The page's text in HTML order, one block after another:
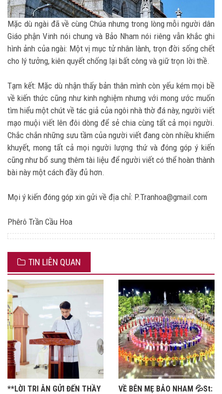
Mặc dù ngài đã về cùng Chúa nhưng trong lòng mỗi người dân
Giáo phận Vinh nói chung và Bảo Nham nói riêng vẫn khắc ghi
hình ảnh của ngài: Một vị mục tử nhân lành, trọn đời sống chết
cho lý tưởng, kiên quyết chống lại bất công và giữ trọn lời thề.
Tạm kết: Mặc dù nhận thấy bản thân mình còn yếu kém mọi bề
về kiến thức cũng như kinh nghiệm nhưng với mong ước muốn
tìm hiểu một chút về tác giả của ngôi nhà thờ đá này, người viết
mạo muội viết lên đôi dòng để sẻ chia cùng tất cả mọi người.
Chắc chắn những sưu tầm của người viết đang còn nhiều khiếm
khuyết, mong tất cả mọi người lượng thứ và đóng góp ý kiến
cũng như bổ sung thêm tài liệu để người viết có thể hoàn thành
bài này một cách đầy đủ hơn.
Mọi ý kiến đóng góp xin gửi về địa chỉ: P.Tranhoa@gmail.com
Phêrô Trần Cầu Hoa
TIN LIÊN QUAN
**LỜI TRI ÂN GỬI ĐẾN THẦY
VỀ BÊN MẸ BẢO NHAM 💦St: